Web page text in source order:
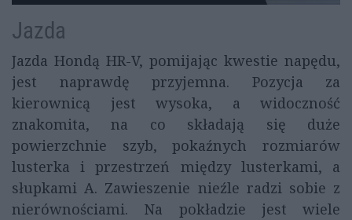
Jazda
Jazda Hondą HR-V, pomijając kwestie napędu,
jest naprawdę przyjemna. Pozycja za
kierownicą jest wysoka, a widoczność
znakomita, na co składają się duże
powierzchnie szyb, pokaźnych rozmiarów
lusterka i przestrzeń między lusterkami, a
słupkami A. Zawieszenie nieźle radzi sobie z
nierównościami. Na pokładzie jest wiele